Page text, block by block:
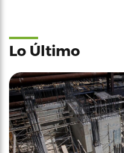
Lo Último